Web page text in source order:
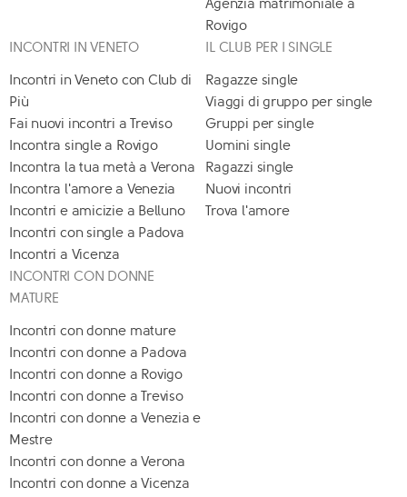
Agenzia matrimoniale a
Rovigo
INCONTRI IN VENETO
Incontri in Veneto con Club di
Più
Fai nuovi incontri a Treviso
Incontra single a Rovigo
Incontra la tua metà a Verona
Incontra l'amore a Venezia
Incontri e amicizie a Belluno
Incontri con single a Padova
Incontri a Vicenza
IL CLUB PER I SINGLE
Ragazze single
Viaggi di gruppo per single
Gruppi per single
Uomini single
Ragazzi single
Nuovi incontri
Trova l'amore
INCONTRI CON DONNE
MATURE
Incontri con donne mature
Incontri con donne a Padova
Incontri con donne a Rovigo
Incontri con donne a Treviso
Incontri con donne a Venezia e
Mestre
Incontri con donne a Verona
Incontri con donne a Vicenza